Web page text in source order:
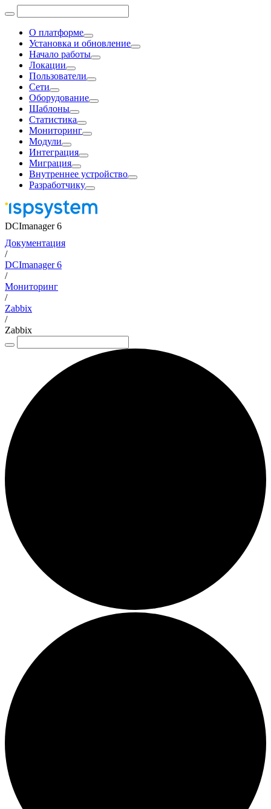
О платформе
Установка и обновление
Начало работы
Локации
Пользователи
Сети
Оборудование
Шаблоны
Статистика
Мониторинг
Модули
Интеграция
Миграция
Внутреннее устройство
Разработчику
DCImanager 6
Документация
/
DCImanager 6
/
Мониторинг
/
Zabbix
/
Zabbix